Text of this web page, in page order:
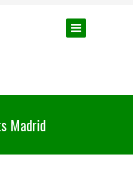
Madrid